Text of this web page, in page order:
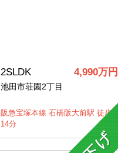
2SLDK 4,990万円
池田市荘園2丁目
阪急宝塚本線 石橋阪大前駅 徒歩
14分